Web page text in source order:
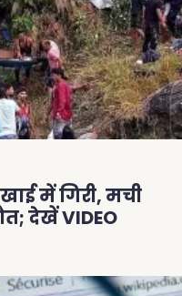
में गिरी, मची
देखें VIDEO